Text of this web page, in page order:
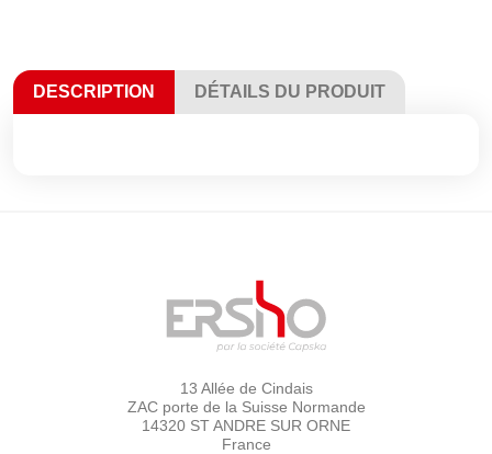
DESCRIPTION DÉTAILS DU PRODUIT
13 Allée de Cindais
ZAC porte de la Suisse Normande
14320 ST ANDRE SUR ORNE
France